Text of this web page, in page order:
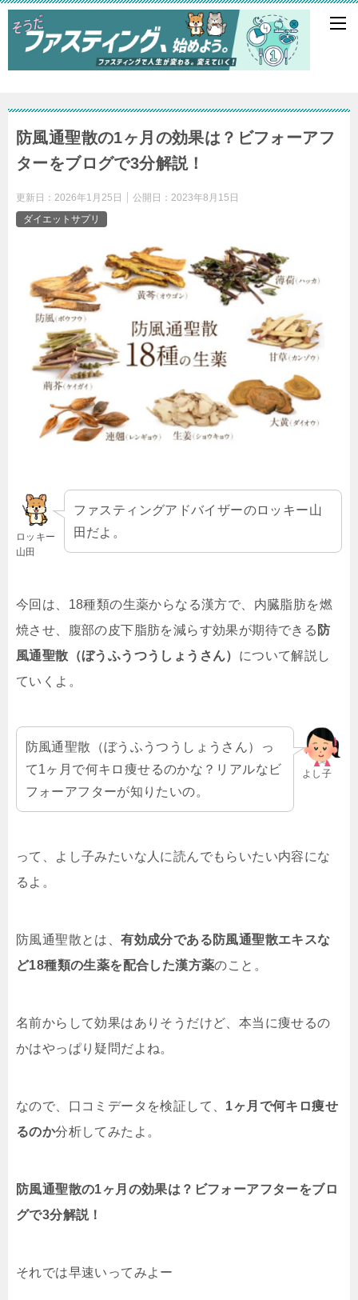
防風通聖散の1ヶ月の効果は？ビフォーアフ
ターをブログで3分解説！
更新日： 2026年1月25日 公開日： 2023年8月15日
ダイエットサプリ
ロッキー
山田
ファスティングアドバイザーのロッキー山
田だよ。
今回は、18種類の生薬からなる漢方で、内臓脂肪を燃
焼させ、腹部の皮下脂肪を減らす効果が期待できる 防
風通聖散（ぼうふうつうしょうさん） について解説し
ていくよ。
よし子
防風通聖散（ぼうふうつうしょうさん）っ
て1ヶ月で何キロ痩せるのかな？リアルなビ
フォーアフターが知りたいの。
って、よし子みたいな人に読んでもらいたい内容にな
るよ。
防風通聖散とは、有効成分である防風通聖散エキスな
ど18種類の生薬を配合した漢方薬のこと。
名前からして効果はありそうだけど、本当に痩せるの
かはやっぱり疑問だよね。
なので、口コミデータを検証して、 1ヶ月で何キロ痩せ
るのか分析してみたよ。
防風通聖散の1ヶ月の効果は？ビフォーアフターをブロ
グで3分解説！
それでは早速いってみよー